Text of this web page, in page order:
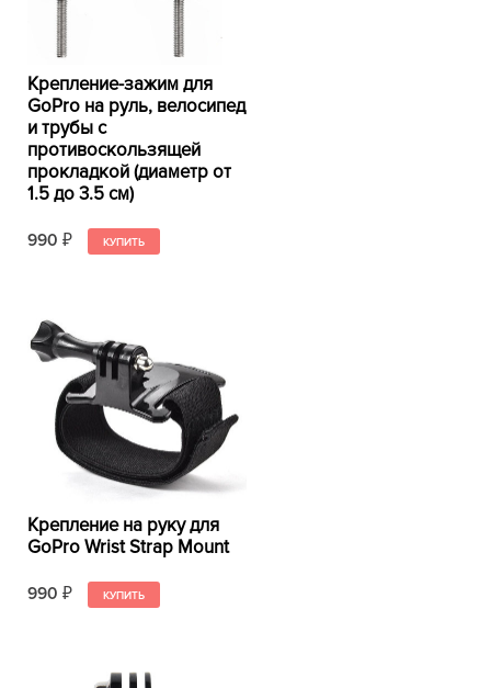
Крепление-зажим для
GoPro на руль, велосипед
и трубы с
противоскользящей
прокладкой (диаметр от
1.5 до 3.5 см)
990 ₽
Крепление на руку для
GoPro Wrist Strap Mount
990 ₽